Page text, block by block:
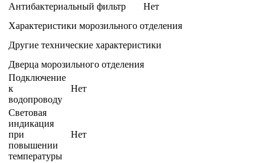
Антибактериальный фильтр
Нет
Характеристики морозильного отделения
Другие технические характеристики
Дверца морозильного отделения
Подключение
к
водопроводу
Нет
Световая
индикация
при
повышении
температуры
Нет